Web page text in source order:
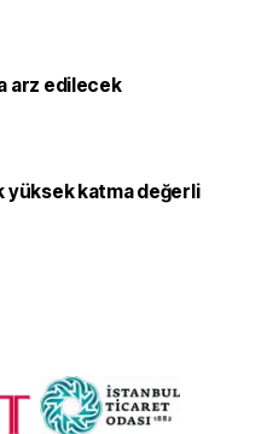
arz edilecek
yüksek katma değerli